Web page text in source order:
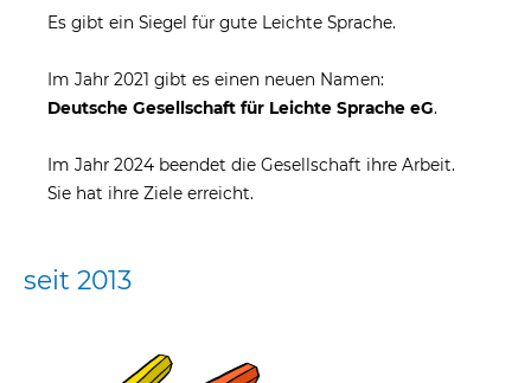
Es gibt ein Siegel für gute Leichte Sprache.
Im Jahr 2021 gibt es einen neuen Namen:
Deutsche Gesellschaft für Leichte Sprache eG.
Im Jahr 2024 beendet die Gesellschaft ihre Arbeit.
Sie hat ihre Ziele erreicht.
seit 2013